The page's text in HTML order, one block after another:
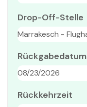
Drop-Off-Stelle
Rückgabedatum
Rückkehrzeit